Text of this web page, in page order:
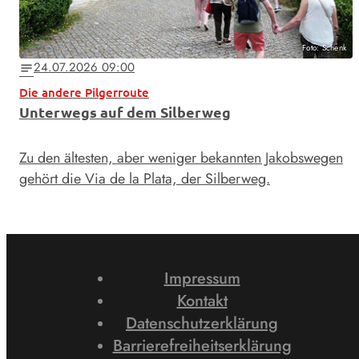
Foto: Schenk
notes24.07.2026 09:00
Die andere Pilgerroute
Unterwegs auf dem Silberweg
Zu den ältesten, aber weniger bekannten Jakobswegen
gehört die Via de la Plata, der Silberweg.
Impressum
Kontakt
Datenschutzerklärung
Barrierefreiheitserklärung